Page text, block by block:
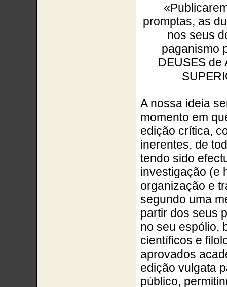
promptas, as
nos seus
paganismo
DEUSES de
A nossa ideia
momento em
edição crítica,
inerentes, de
tendo sido
investigação (e
organização e
segundo uma
partir dos seus
no seu espólio,
científicos e
aprovados
edição vulgata
público,